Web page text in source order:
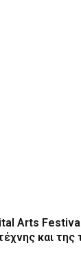
Arts
και της